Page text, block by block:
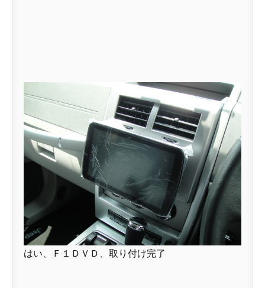
はい、Ｆ１ＤＶＤ、取り付け完了